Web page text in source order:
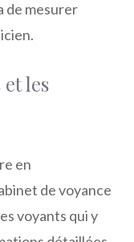
de mesurer
les
en
de voyance
voyants qui y